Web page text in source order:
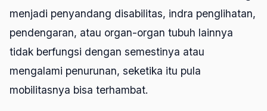
menjadi penyandang disabilitas, indra penglihatan,
pendengaran, atau organ-organ tubuh lainnya
tidak berfungsi dengan semestinya atau
mengalami penurunan, seketika itu pula
mobilitasnya bisa terhambat.